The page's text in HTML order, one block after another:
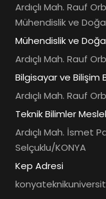
Ardıçlı Mah. Rauf
Mühendislik ve
Mühendislik ve
Ardıçlı Mah. Rauf
Bilgisayar ve Bilişim
Ardıçlı Mah. Rauf
Teknik Bilimler
Ardıçlı Mah. İsmet
Selçuklu/KONYA
Kep Adresi